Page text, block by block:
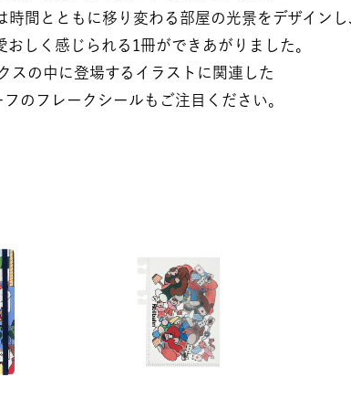
間とともに移り変わる部屋の光景をデザインし
おしく感じられる1冊ができあがりました。​​
スの中に登場するイラストに関連した​​
のフレークシールもご注目ください。​